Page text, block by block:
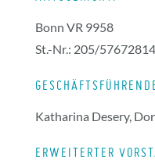
Bonn VR 9958
St.-Nr.: 205/57672814
Katharina Desery,
ERWEITERTER